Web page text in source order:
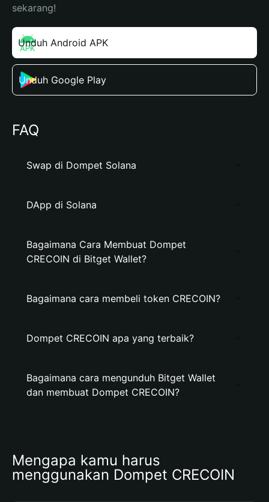
sekarang!
Unduh Android APK
Unduh Google Play
FAQ
Swap di Dompet Solana
DApp di Solana
Bagaimana Cara Membuat Dompet
CRECOIN di Bitget Wallet?
Bagaimana cara membeli token CRECOIN?
Dompet CRECOIN apa yang terbaik?
Bagaimana cara mengunduh Bitget Wallet
dan membuat Dompet CRECOIN?
Mengapa kamu harus
menggunakan Dompet CRECOIN